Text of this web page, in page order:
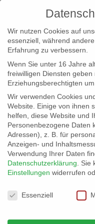
+4940 46 777
Wir nutzen Cookies auf
essenziell, während
Erfahrung zu verbessern.
Wenn Sie unter 16 Jahre
freiwilligen Diensten
Erziehungsberechtigten
Wir verwenden Cookies
Website. Einige von ihnen
helfen, diese Website und
Personenbezogene Daten
Adressen), z. B. für
Anzeigen- und
Verwendung Ihrer Daten
Datenschutzerklärung
Sie
Einstellungen widerrufen
Datenschutzeinstellungen
Essenziell